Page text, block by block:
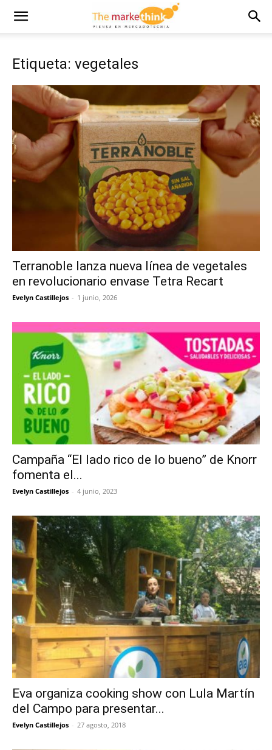
Etiqueta: vegetales
Terranoble lanza nueva línea de vegetales
en revolucionario envase Tetra Recart
Evelyn Castillejos - 1 junio, 2026
Campaña “El lado rico de lo bueno” de Knorr
fomenta el...
Evelyn Castillejos - 4 junio, 2023
Eva organiza cooking show con Lula Martín
del Campo para presentar...
Evelyn Castillejos - 27 agosto, 2018